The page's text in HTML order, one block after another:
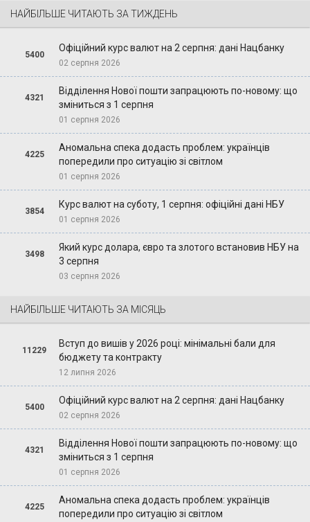
НАЙБІЛЬШЕ ЧИТАЮТЬ ЗА ТИЖДЕНЬ
5400
Офіційний курс валют на 2 серпня: дані Нацбанку
02 серпня 2026
4321
Відділення Нової пошти запрацюють по-новому: що
зміниться з 1 серпня
01 серпня 2026
4225
Аномальна спека додасть проблем: українців
попередили про ситуацію зі світлом
01 серпня 2026
3854
Курс валют на суботу, 1 серпня: офіційні дані НБУ
01 серпня 2026
3498
Який курс долара, євро та злотого встановив НБУ на
3 серпня
03 серпня 2026
НАЙБІЛЬШЕ ЧИТАЮТЬ ЗА МІСЯЦЬ
11229
Вступ до вишів у 2026 році: мінімальні бали для
бюджету та контракту
12 липня 2026
5400
Офіційний курс валют на 2 серпня: дані Нацбанку
02 серпня 2026
4321
Відділення Нової пошти запрацюють по-новому: що
зміниться з 1 серпня
01 серпня 2026
4225
Аномальна спека додасть проблем: українців
попередили про ситуацію зі світлом